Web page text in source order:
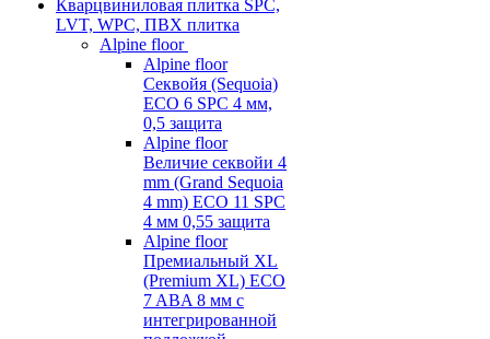
Кварцвиниловая плитка SPC,
LVT, WPC, ПВХ плитка
Alpine floor
Alpine floor
Секвойя (Sequoia)
ECO 6 SPC 4 мм,
0,5 защита
Alpine floor
Величие секвойи 4
mm (Grand Sequoia
4 mm) ECO 11 SPC
4 мм 0,55 защита
Alpine floor
Премиальный XL
(Premium XL) ECO
7 ABA 8 мм с
интегрированной